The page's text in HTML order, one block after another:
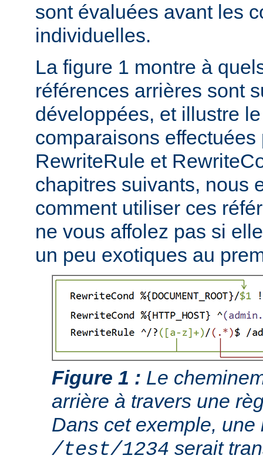
sont évaluées avant les
individuelles.
La figure 1 montre à
références arrières sont
développées, et illustre
comparaisons
RewriteRule et
chapitres suivants, nous
comment utiliser ces
ne vous affolez pas si
un peu exotiques au
Figure 1 : Le
arrière à travers une
Dans cet exemple, une
/test/1234 serait